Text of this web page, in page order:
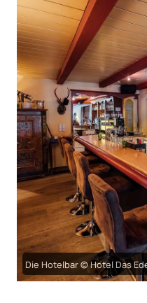
Die Hotelbar © Hotel Das